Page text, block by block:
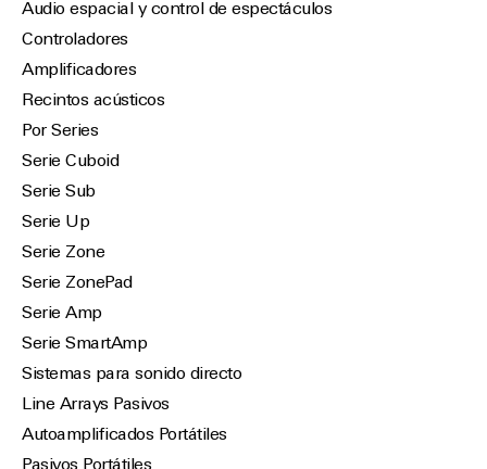
Audio espacial y control de espectáculos
Controladores
Amplificadores
Recintos acústicos
Por Series
Serie Cuboid
Serie Sub
Serie Up
Serie Zone
Serie ZonePad
Serie Amp
Serie SmartAmp
Sistemas para sonido directo
Line Arrays Pasivos
Autoamplificados Portátiles